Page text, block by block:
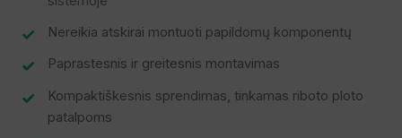
Nereikia atskirai montuoti papildomų komponentų
Paprastesnis ir greitesnis montavimas
Kompaktiškesnis sprendimas, tinkamas riboto ploto
patalpoms